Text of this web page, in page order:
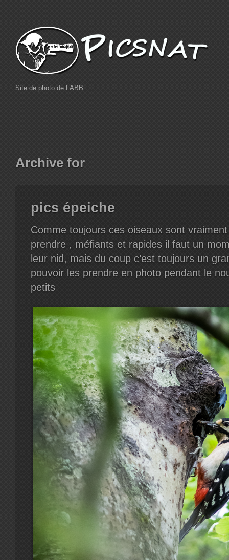
Site de photo de FABB
Archive for
pics épeiche
Comme toujours ces oiseaux sont
prendre , méfiants et rapides il faut un
leur nid, mais du coup c’est toujours un
pouvoir les prendre en photo pendant le
petits